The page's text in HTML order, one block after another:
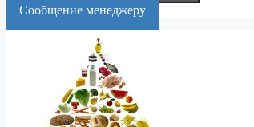
Cообщение менеджеру